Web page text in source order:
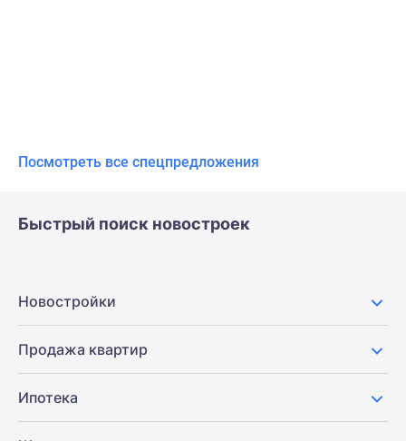
Посмотреть все спецпредложения
Быстрый поиск новостроек
Новостройки
Продажа квартир
Ипотека